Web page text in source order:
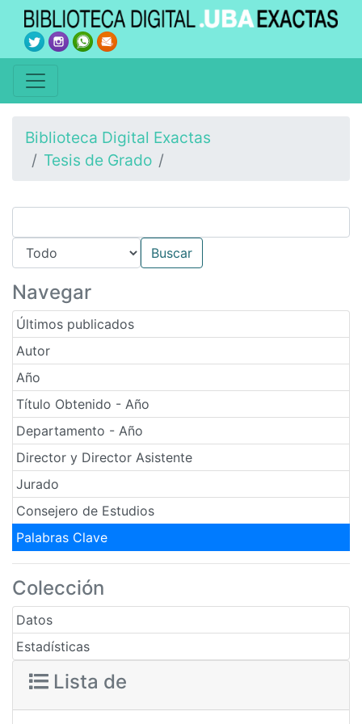
Biblioteca Digital Exactas
Tesis de Grado
Navegar
Últimos publicados
Autor
Año
Título Obtenido - Año
Departamento - Año
Director y Director Asistente
Jurado
Consejero de Estudios
Palabras Clave
Colección
Datos
Estadísticas
Lista de